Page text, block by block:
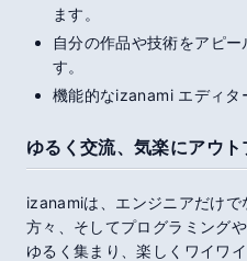
ます。
自分の作品や技術をアピ
す。
機能的なizanamiエディタ
ゆるく交流、気楽にアウト
izanamiは、エンジニアだけ
方々、そしてプログラミング
ゆるく集まり、楽しくワイワ